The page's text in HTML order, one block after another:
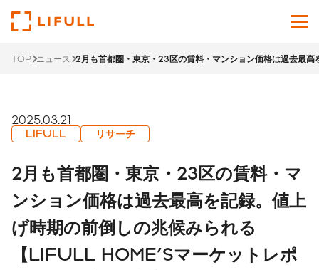
採用サイト
サービス
サステナビリティ
TOP ニュース 2月も首都圏・東京・23区の賃料・マンション価格は過去最
2025.03.21
LIFULL リサーチ
2月も首都圏・東京・23区の賃料・マ
ンション価格は過去最高を記録。値上
げ時期の前倒しの兆候みられる
【LIFULL HOME'Sマーケットレポ